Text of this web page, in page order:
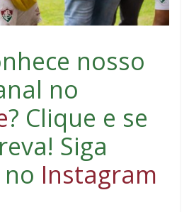
nosso
no
? Clique e se
! Siga
Instagram